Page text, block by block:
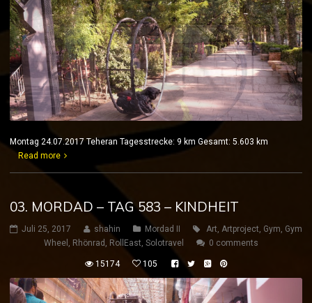
Montag 24.07.2017 Teheran Tagesstrecke: 9 km Gesamt: 5.603 km
Read more
03. MORDAD – TAG 583 – KINDHEIT
Juli 25, 2017 shahin Mordad II Art, Artproject, Gym, Gym
Wheel , Rhönrad , RollEast, Solotravel 0 comments
15174 105